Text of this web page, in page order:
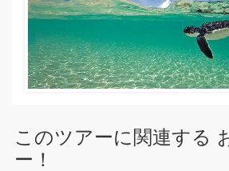
このツアーに関連する
ー！